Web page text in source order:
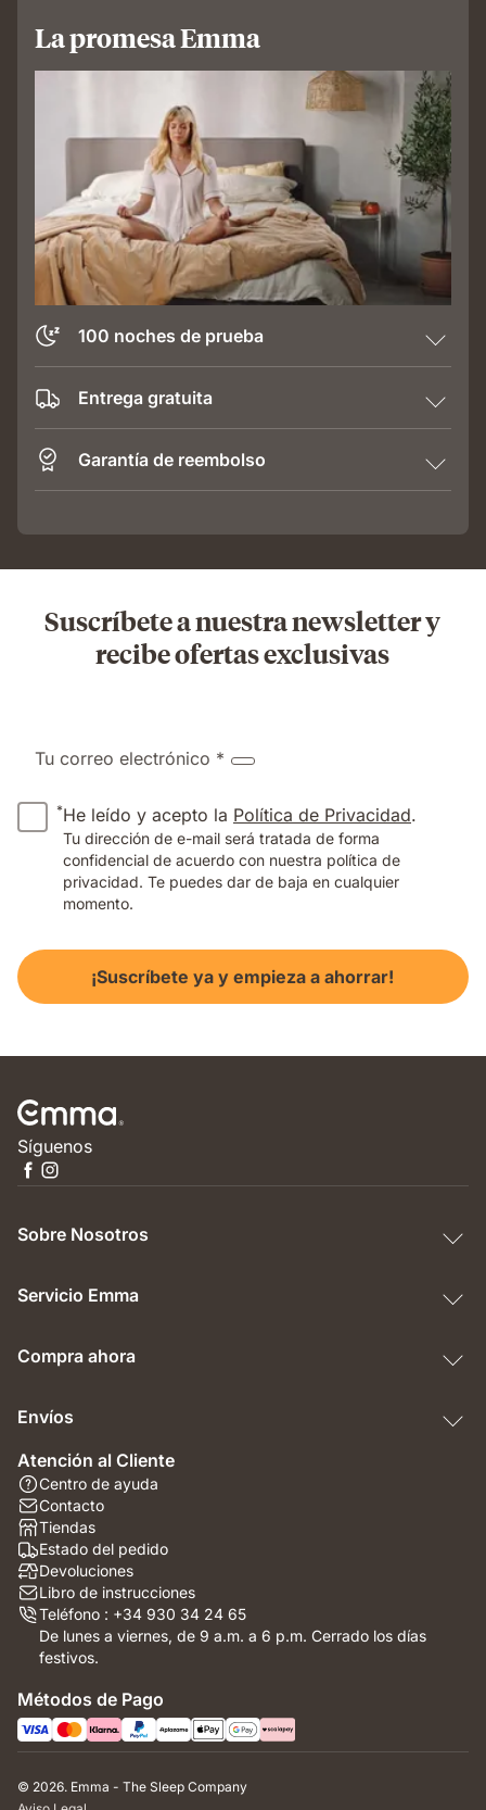
La promesa Emma
100 noches de prueba
Entrega gratuita
Garantía de reembolso
Suscríbete a nuestra newsletter y
recibe ofertas exclusivas
Tu correo electrónico *
*He leído y acepto la Política de Privacidad.
Tu dirección de e-mail será tratada de forma
confidencial de acuerdo con nuestra política de
privacidad. Te puedes dar de baja en cualquier
momento.
¡Suscríbete ya y empieza a ahorrar!
Síguenos
Sobre Nosotros
Servicio Emma
Compra ahora
Envíos
Atención al Cliente
Centro de ayuda
Contacto
Tiendas
Estado del pedido
Devoluciones
Libro de instrucciones
Teléfono : +34 930 34 24 65
De lunes a viernes, de 9 a.m. a 6 p.m. Cerrado los días
festivos.
Métodos de Pago
© 2026. Emma - The Sleep Company